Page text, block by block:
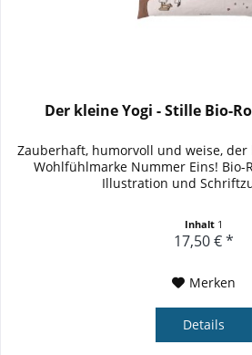
Der kleine Yogi - Stille Bio-
Zauberhaft, humorvoll und weise, der
Wohlfühlmarke Nummer Eins! Bio-
Illustration und
Inhalt 1
17,50 € *
Merken
Details